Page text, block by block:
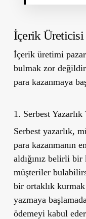
İçerik Üreticisi
İçerik üretimi
bulmak zor
para kazanmaya
1. Serbest Yazarlık
Serbest yazarlık,
para kazanmanın
aldığınız belirli
müşteriler
bir ortaklık
yazmaya
ödemeyi kabul